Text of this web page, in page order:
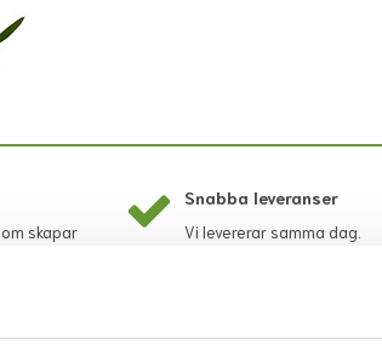
skapar
Snabba leveranser
Vi levererar samma dag.